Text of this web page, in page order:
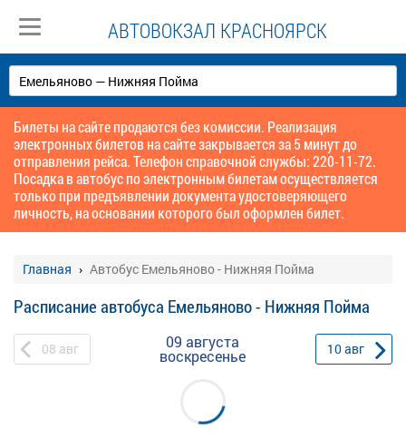
АВТОВОКЗАЛ КРАСНОЯРСК
Билеты на сайте продаются без комиссии. Реализация
электронных билетов на сайте закрывается за 5 минут до
отправления рейса. Телефон справочной службы: 220-11-72.
Посадка в автобус по электронным билетам осуществляется
только при предъявлении документа удостоверяющего
личность, на основании которого был оформлен билет.
Главная Автобус Емельяново - Нижняя Пойма
Расписание автобуса Емельяново - Нижняя Пойма
08 авг 09 августа
воскресенье 10авг